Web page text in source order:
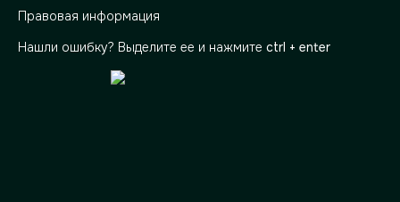
Правовая информация
Нашли ошибку? Выделите ее и нажмите ctrl + enter